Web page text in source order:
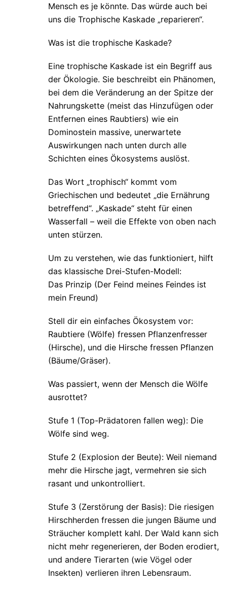
Mensch es je könnte. Das würde auch bei
uns die Trophische Kaskade „reparieren“.
Was ist die trophische Kaskade?
Eine trophische Kaskade ist ein Begriff aus
der Ökologie. Sie beschreibt ein Phänomen,
bei dem die Veränderung an der Spitze der
Nahrungskette (meist das Hinzufügen oder
Entfernen eines Raubtiers) wie ein
Dominostein massive, unerwartete
Auswirkungen nach unten durch alle
Schichten eines Ökosystems auslöst.
Das Wort „trophisch“ kommt vom
Griechischen und bedeutet „die Ernährung
betreffend“. „Kaskade“ steht für einen
Wasserfall – weil die Effekte von oben nach
unten stürzen.
Um zu verstehen, wie das funktioniert, hilft
das klassische Drei-Stufen-Modell:
Das Prinzip (Der Feind meines Feindes ist
mein Freund)
Stell dir ein einfaches Ökosystem vor:
Raubtiere (Wölfe) fressen Pflanzenfresser
(Hirsche), und die Hirsche fressen Pflanzen
(Bäume/Gräser).
Was passiert, wenn der Mensch die Wölfe
ausrottet?
Stufe 1 (Top-Prädatoren fallen weg): Die
Wölfe sind weg.
Stufe 2 (Explosion der Beute): Weil niemand
mehr die Hirsche jagt, vermehren sie sich
rasant und unkontrolliert.
Stufe 3 (Zerstörung der Basis): Die riesigen
Hirschherden fressen die jungen Bäume und
Sträucher komplett kahl. Der Wald kann sich
nicht mehr regenerieren, der Boden erodiert,
und andere Tierarten (wie Vögel oder
Insekten) verlieren ihren Lebensraum.